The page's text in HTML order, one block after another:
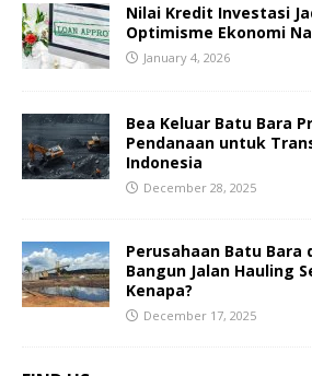
Nilai Kredit Investasi
Optimisme Ekonomi
January 4, 2026
Bea Keluar Batu Bara
Pendanaan untuk
Indonesia
December 28, 2025
Perusahaan Batu Bara
Bangun Jalan Hauling
Kenapa?
December 17, 2025